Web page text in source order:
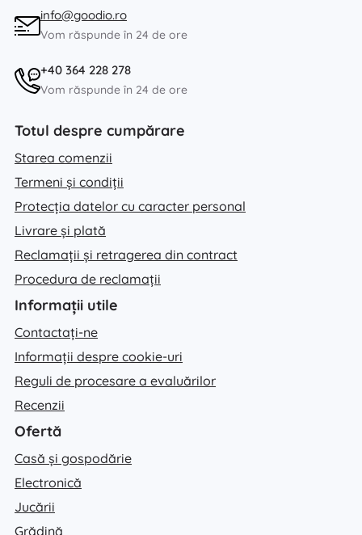
info@goodio.ro
Vom răspunde în 24 de ore
+40 364 228 278
Vom răspunde în 24 de ore
Totul despre cumpărare
Starea comenzii
Termeni și condiții
Protecția datelor cu caracter personal
Livrare și plată
Reclamații și retragerea din contract
Procedura de reclamații
Informații utile
Contactați-ne
Informații despre cookie-uri
Reguli de procesare a evaluărilor
Recenzii
Ofertă
Casă și gospodărie
Electronică
Jucării
Grădină